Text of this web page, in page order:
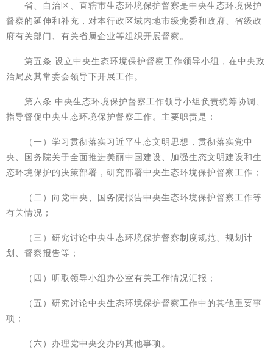
省、自治区、直辖市生态环境保护督察是中央生态环境保护
督察的延伸和补充，对本行政区域内地市级党委和政府、省级政
府有关部门、有关省属企业等组织开展督察。
第五条 设立中央生态环境保护督察工作领导小组，在中央政
治局及其常委会领导下开展工作。
第六条 中央生态环境保护督察工作领导小组负责统筹协调、
指导督促中央生态环境保护督察工作。主要职责是：
（一）学习贯彻落实习近平生态文明思想，贯彻落实党中
央、国务院关于全面推进美丽中国建设、加强生态文明建设和生
态环境保护的决策部署，研究部署中央生态环境保护督察工作；
（二）向党中央、国务院报告中央生态环境保护督察工作等
有关情况；
（三）研究讨论中央生态环境保护督察制度规范、规划计
划、督察报告等；
（四）听取领导小组办公室有关工作情况汇报；
（五）研究讨论中央生态环境保护督察工作中的其他重要事
项；
（六）办理党中央交办的其他事项。